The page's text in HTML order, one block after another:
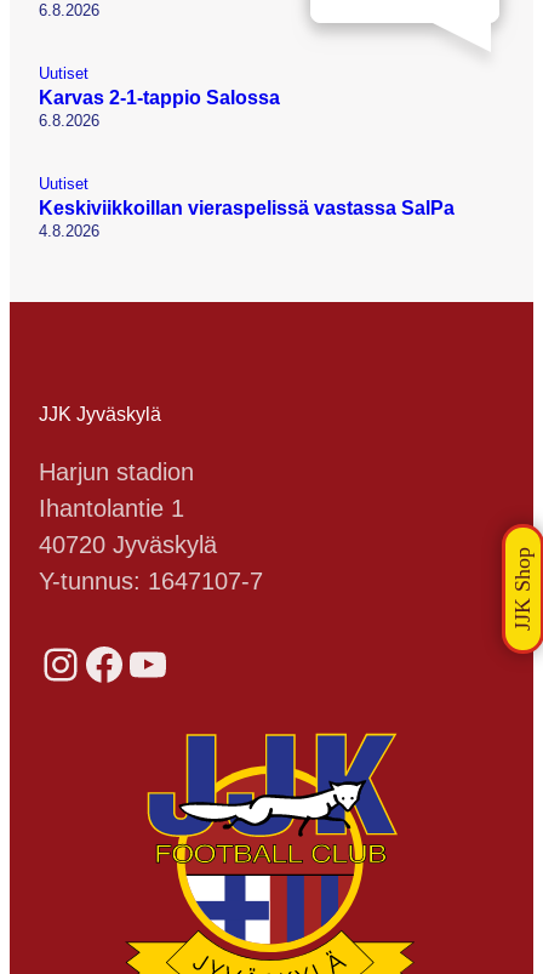
6.8.2026
Uutiset
Karvas 2-1-tappio Salossa
6.8.2026
Uutiset
Keskiviikkoillan vieraspelissä vastassa SalPa
4.8.2026
JJK Jyväskylä
Harjun stadion
Ihantolantie 1
40720 Jyväskylä
Y-tunnus: 1647107-7
Instagram Facebook YouTube